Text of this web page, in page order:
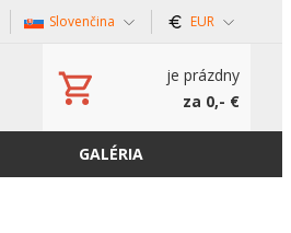
Slovenčina EUR
je prázdny
za 0,- €
GALÉRIA